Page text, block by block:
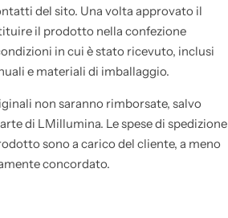
del sito. Una volta approvato il
il prodotto nella confezione
in cui è stato ricevuto, inclusi
e materiali di imballaggio.
non saranno rimborsate, salvo
di LMillumina. Le spese di spedizione
sono a carico del cliente, a meno
concordato.